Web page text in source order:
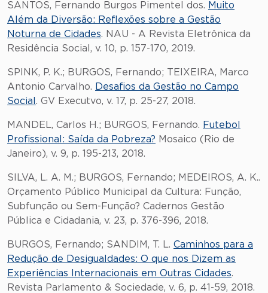
SANTOS, Fernando Burgos Pimentel dos. Muito
Além da Diversão: Reflexões sobre a Gestão
Noturna de Cidades. NAU - A Revista Eletrônica da
Residência Social, v. 10, p. 157-170, 2019.
SPINK, P. K.; BURGOS, Fernando; TEIXEIRA, Marco
Antonio Carvalho. Desafios da Gestão no Campo
Social . GV Executvo, v. 17, p. 25-27, 2018.
MANDEL, Carlos H.; BURGOS, Fernando. Futebol
Profissional: Saída da Pobreza? Mosaico (Rio de
Janeiro), v. 9, p. 195-213, 2018.
SILVA, L. A. M.; BURGOS, Fernando; MEDEIROS, A. K..
Orçamento Público Municipal da Cultura: Função,
Subfunção ou Sem-Função? Cadernos Gestão
Pública e Cidadania, v. 23, p. 376-396, 2018.
BURGOS, Fernando; SANDIM, T. L. Caminhos para a
Redução de Desigualdades: O que nos Dizem as
Experiências Internacionais em Outras Cidades.
Revista Parlamento & Sociedade, v. 6, p. 41-59, 2018.